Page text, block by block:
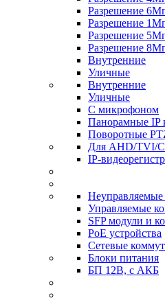
Разрешение
Разрешение
Разрешение
Разрешение
Внутренние
Уличные
Внутренние
Уличные
С микрофоном
Панорамные IP
Поворотные
Для AHD/TVI/
IP-
Управляемые
SFP модули и
PoE устройства
Сетевые
Блоки питания
БП 12В, с АКБ